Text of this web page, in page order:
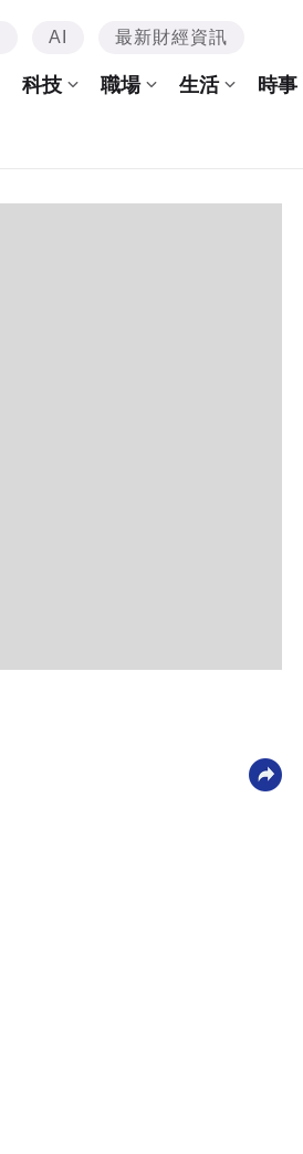
AI 最新財經資訊
科技 職場 生活 時事